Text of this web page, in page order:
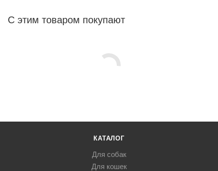
С этим товаром покупают
КАТАЛОГ
Для собак
Для кошек